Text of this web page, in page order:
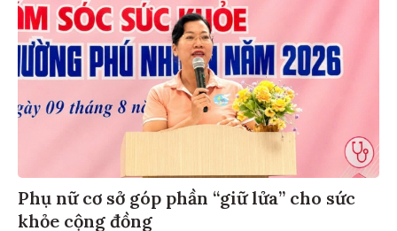
Phụ nữ cơ sở góp phần “giữ lửa” cho sức
khỏe cộng đồng